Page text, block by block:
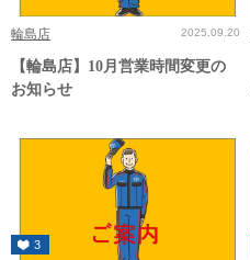
輪島店 2025.09.20
【輪島店】10月営業時間変更の
お知らせ
3